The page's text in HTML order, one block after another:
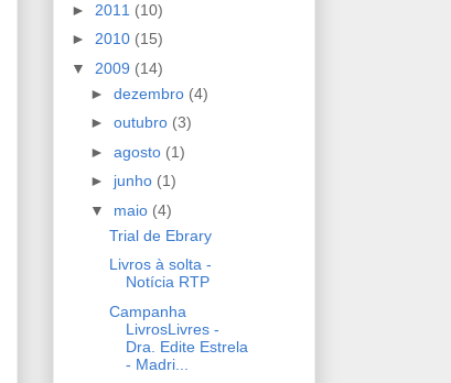
► 2011 (10)
► 2010 (15)
▼ 2009 (14)
► dezembro (4)
► outubro (3)
► agosto (1)
► junho (1)
▼ maio (4)
Trial de Ebrary
Livros à solta -
Notícia RTP
Campanha
LivrosLivres -
Dra. Edite Estrela
- Madri...